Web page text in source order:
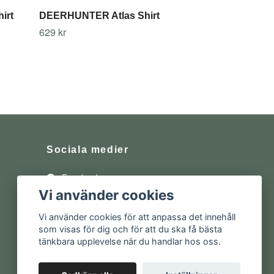
DEERHUNTER Atlas Shirt
629 kr
Sociala medier
Facebook
Instagram
Vi använder cookies
Vi använder cookies för att anpassa det innehåll
som visas för dig och för att du ska få bästa
tänkbara upplevelse när du handlar hos oss.